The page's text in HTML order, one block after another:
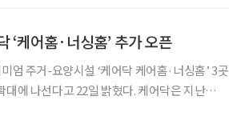
‘케어홈·너싱홈’ 추가 오픈
엄 주거-요양시설 ‘케어닥 케어홈·너싱홈’ 3곳
일 밝혔다. 케어닥은 지난